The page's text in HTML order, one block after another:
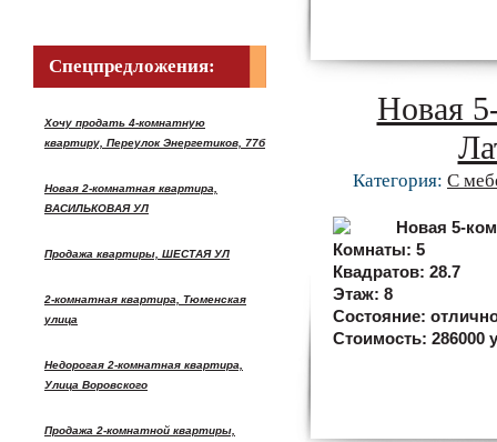
Спецпредложения:
Хочу продать 4-комнатную
квартиру, Переулок Энергетиков, 77б
Новая 2-комнатная квартира,
ВАСИЛЬКОВАЯ УЛ
Продажа квартиры, ШЕСТАЯ УЛ
2-комнатная квартира, Тюменская
улица
Недорогая 2-комнатная квартира,
Улица Воровского
Продажа 2-комнатной квартиры,
Новая
Категория: С
Комнаты: 5
Квадратов: 28.7
Этаж: 8
Состояние:
Стоимость: 286000